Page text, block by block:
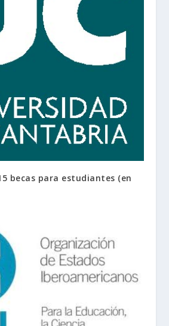
becas para estudiantes (en